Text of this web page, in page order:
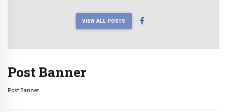
VIEW ALL POSTS
Post Banner
Post Banner